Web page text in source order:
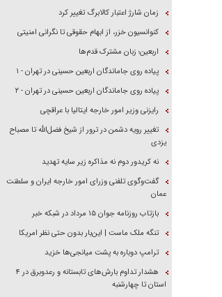
زمان شارژ اعتبار کالابرگ تغییر کرد
کنوانسیون خزر، از ابهام حقوقی تا نگرانی امنیتی
اربعین؛ زبان مشترک قدم‌ها
پیاده روی جاماندگان اربعین حسینی در تهران - ۱
پیاده روی جاماندگان اربعین حسینی در تهران - ۲
رایزنی وزیر امور خارجه ایتالیا با عراقچی
تغییر رویه دشمن در ترور از شیخ فضل‌الله تا مصباح
یزدی
نه کریدور دوم نه مذاکره زیر سایه تهدید
گفت‌وگوی تلفنی وزرای امور خارجه ایران و سلطنت
عمان
بازتاب روزنامه جوان ۱۵ مرداد در شبکه خبر
تنگه ملک ماست | این‌بار بدون حتی نظر امریکا
ترامپ دوباره به پشت میانجی‌ها خزید
هشدار تداوم بارش‌های تابستانه و رعدوبرق در ۴
استان تا چهارشنبه